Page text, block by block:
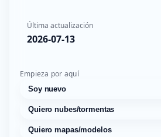
Última actualización
2026-07-13
Empieza por aquí
Soy nuevo
Quiero nubes/tormentas
Quiero mapas/modelos